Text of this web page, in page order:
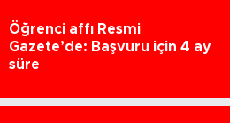
Öğrenci affı Resmi
Gazete’de: Başvuru için 4 ay
süre